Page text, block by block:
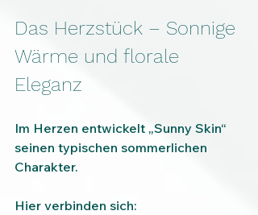
Das Herzstück – Sonnige
Wärme und florale
Eleganz
Im Herzen entwickelt „Sunny Skin“
seinen typischen sommerlichen
Charakter.
Hier verbinden sich: